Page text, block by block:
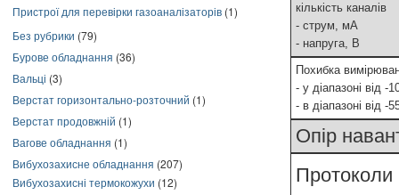
Пристрої для перевірки газоаналізаторів (1)
Без рубрики (79)
Бурове обладнання (36)
Вальці (3)
Верстат горизонтально-розточний (1)
Верстат продовжній (1)
Вагове обладнання (1)
Вибухозахисне обладнання (207)
Вибухозахисні термокожухи (12)
кількість каналів
- струм, мА
- напруга, В
Похибка
- у діапазоні від -
- в діапазоні від -
Опір
Протоколи